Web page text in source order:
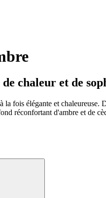
chaleur et de
la fois élégante et
réconfortant d'ambre et de